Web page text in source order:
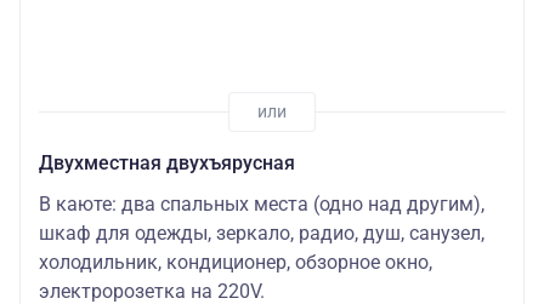
Двухместная двухъярусная
В каюте: два спальных места (одно над другим),
шкаф для одежды, зеркало, радио, душ, санузел,
холодильник, кондиционер, обзорное окно,
электророзетка на 220V.